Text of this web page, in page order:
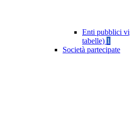
Enti pubblici
tabelle) 1
Società partecipate